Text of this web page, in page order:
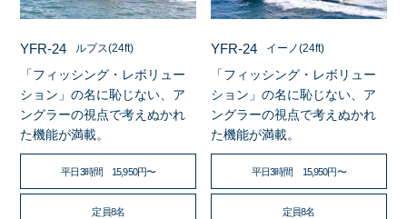
YFR-24 ルプス(24ft)
「フィッシング・レボリュー
ション」の名に恥じない、ア
ングラーの視点で考えぬかれ
た機能が満載。
平日3時間 15,950円〜
定員8名
YFR-24 イーノ(24ft)
「フィッシング・レボリュー
ション」の名に恥じない、ア
ングラーの視点で考えぬかれ
た機能が満載。
平日3時間 15,950円〜
定員8名